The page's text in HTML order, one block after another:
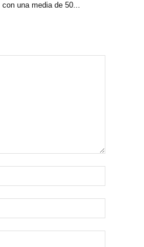
con una media de 50...
electrónico:*